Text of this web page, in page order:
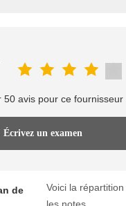
50 avis pour ce fournisseur
Écrivez un examen
de
Voici la